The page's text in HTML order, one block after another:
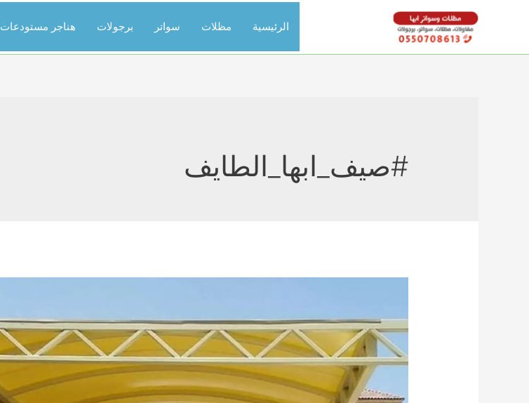
الرئيسية مظلات سواتر برجولات هناجر مستودعات
#صيف_ابها_الطايف